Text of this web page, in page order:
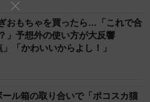
おもちゃを買ったら…「これで合
」予想外の使い方が大反響
」「かわいいからよし！」
ル箱の取り合いで「ポコスカ猫